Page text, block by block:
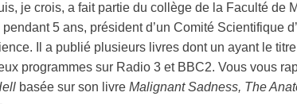
je crois, a fait partie du collège de la Faculté de
5 ans, président d’un Comité Scientifique
Il a publié plusieurs livres dont un ayant le
programmes sur Radio 3 et BBC2. Vous vous
basée sur son livre Malignant Sadness, The